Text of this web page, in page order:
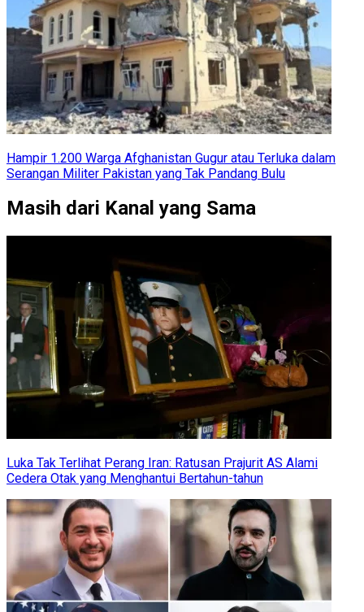
Hampir 1.200 Warga Afghanistan Gugur atau Terluka dalam
Serangan Militer Pakistan yang Tak Pandang Bulu
Masih dari Kanal yang Sama
Luka Tak Terlihat Perang Iran: Ratusan Prajurit AS Alami
Cedera Otak yang Menghantui Bertahun-tahun